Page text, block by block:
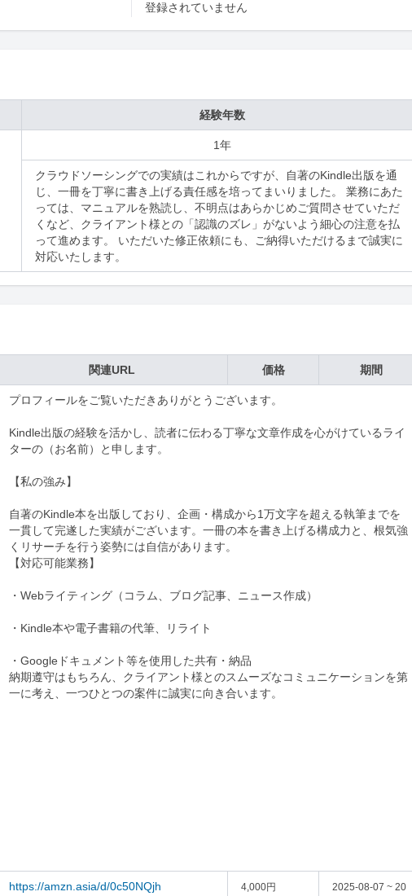
登録されていません
経験年数
1年
クラウドソーシングでの実績はこれからですが、自著のKindle出版を通
じ、一冊を丁寧に書き上げる責任感を培ってまいりました。 業務にあた
っては、マニュアルを熟読し、不明点はあらかじめご質問させていただ
くなど、クライアント様との「認識のズレ」がないよう細心の注意を払
って進めます。 いただいた修正依頼にも、ご納得いただけるまで誠実に
対応いたします。
関連URL 価格 期間
プロフィールをご覧いただきありがとうございます。
Kindle出版の経験を活かし、読者に伝わる丁寧な文章作成を心がけているライ
ターの（お名前）と申します。
​【私の強み】
自著のKindle本を出版しており、企画・構成から1万文字を超える執筆までを
一貫して完遂した実績がございます。一冊の本を書き上げる構成力と、根気強
くリサーチを行う姿勢には自信があります。
【対応可能業務】
・Webライティング（コラム、ブログ記事、ニュース作成）
・Kindle本や電子書籍の代筆、リライト
・Googleドキュメント等を使用した共有・納品
納期遵守はもちろん、クライアント様とのスムーズなコミュニケーションを第
一に考え、一つひとつの案件に誠実に向き合います。
https://amzn.asia/d/0c50NQjh 4,000円
2025-08-07 ~ 20